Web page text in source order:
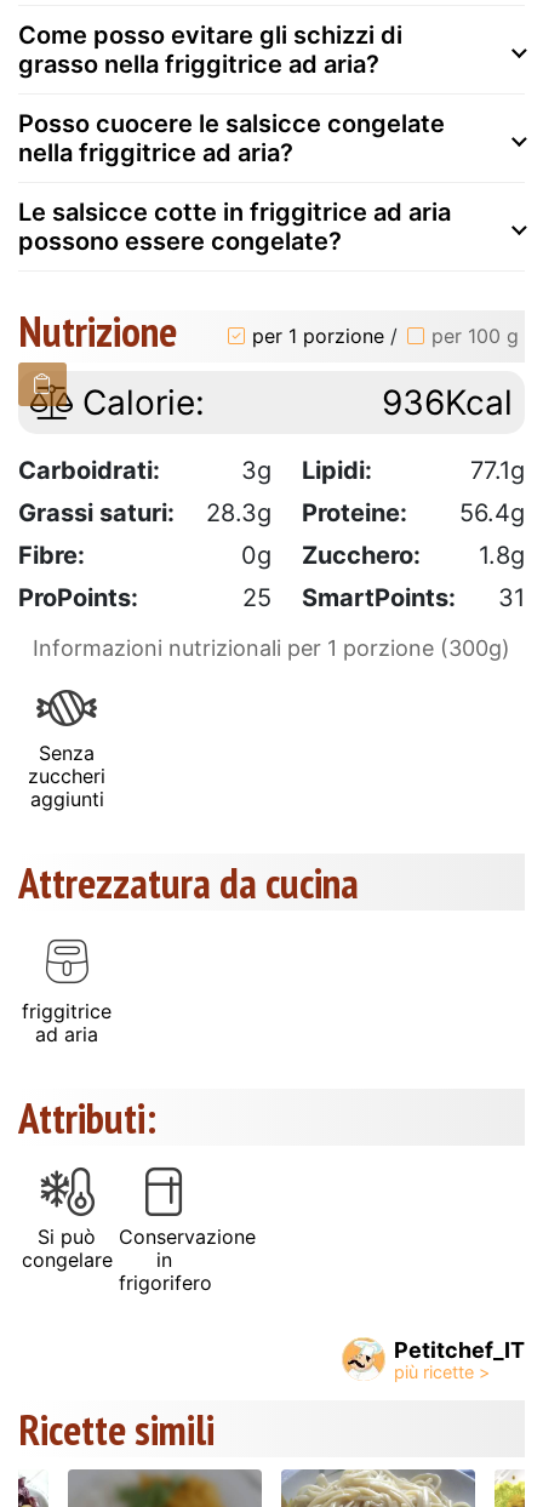
Come posso evitare gli schizzi di
grasso nella friggitrice ad aria?
Posso cuocere le salsicce congelate
nella friggitrice ad aria?
Le salsicce cotte in friggitrice ad aria
possono essere congelate?
Nutrizione per 1 porzione / per 100 g
Calorie: 936Kcal
Carboidrati: 3g Lipidi:
77.1g
Grassi saturi:
28.3g Proteine:
56.4g
Fibre:
0g Zucchero:
1.8g
ProPoints:
25 SmartPoints: 31
Informazioni nutrizionali per 1 porzione (300g)
Senza
zuccheri
aggiunti
Attrezzatura da cucina
friggitrice
ad aria
Attributi:
Si può
congelare
Conservazione
in
frigorifero
Petitchef_IT
Ricette simili